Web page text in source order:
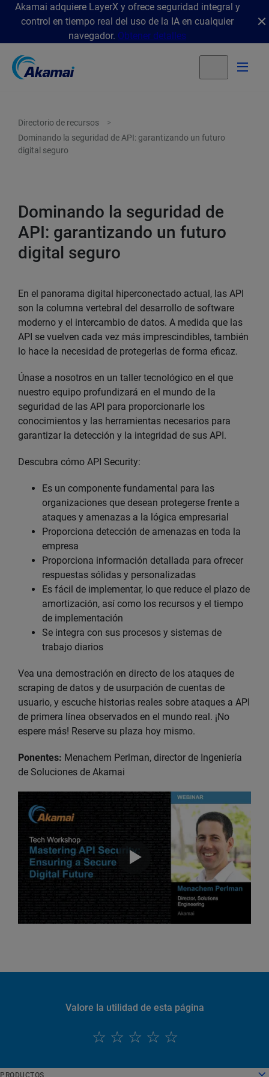
Akamai adquiere LayerX y ofrece seguridad integral y
control en tiempo real del uso de la IA en cualquier
navegador. Obtener detalles
Directorio de recursos
Dominando la seguridad de API: garantizando un futuro
digital seguro
Dominando la seguridad de
API: garantizando un futuro
digital seguro
En el panorama digital hiperconectado actual, las API
son la columna vertebral del desarrollo de software
moderno y el intercambio de datos. A medida que las
API se vuelven cada vez más imprescindibles, también
lo hace la necesidad de protegerlas de forma eficaz.
Únase a nosotros en un taller tecnológico en el que
nuestro equipo profundizará en el mundo de la
seguridad de las API para proporcionarle los
conocimientos y las herramientas necesarios para
garantizar la detección y la integridad de sus API.
Descubra cómo API Security:
Es un componente fundamental para las
organizaciones que desean protegerse frente a
ataques y amenazas a la lógica empresarial
Proporciona detección de amenazas en toda la
empresa
Proporciona información detallada para ofrecer
respuestas sólidas y personalizadas
Es fácil de implementar, lo que reduce el plazo de
amortización, así como los recursos y el tiempo
de implementación
Se integra con sus procesos y sistemas de
trabajo diarios
Vea una demostración en directo de los ataques de
scraping de datos y de usurpación de cuentas de
usuario, y escuche historias reales sobre ataques a API
de primera línea observados en el mundo real. ¡No
espere más! Reserve su plaza hoy mismo.
Ponentes: Menachem Perlman, director de Ingeniería
de Soluciones de Akamai
Valore la utilidad de esta página
PRODUCTOS